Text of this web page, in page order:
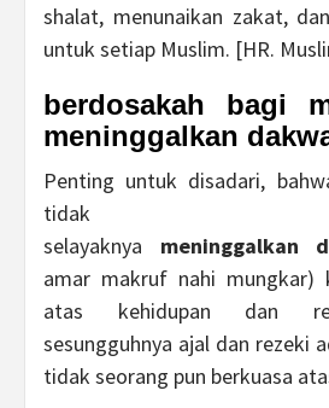
shalat, menunaikan zakat,
untuk setiap Muslim. [HR.
berdosakah bagi
meninggalkan
Penting untuk disadari,
tidak
selayaknya meninggalkan
amar makruf nahi mungkar)
atas kehidupan dan
sesungguhnya ajal dan rezeki
tidak seorang pun berkuasa